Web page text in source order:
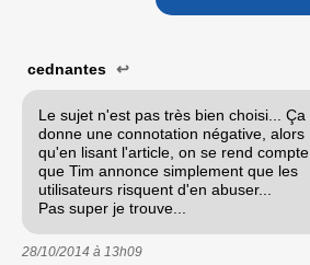
cednantes ↩
Le sujet n'est pas très bien choisi... Ça
donne une connotation négative, alors
qu'en lisant l'article, on se rend compte
que Tim annonce simplement que les
utilisateurs risquent d'en abuser...
Pas super je trouve...
28/10/2014 à 13h09